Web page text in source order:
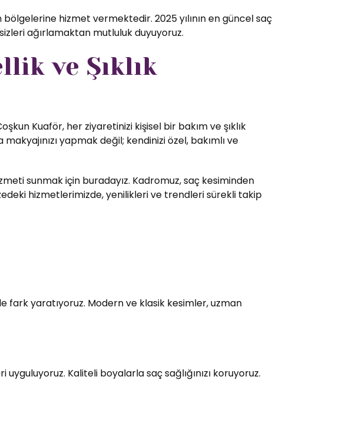
hizmet vermektedir. 2025 yılının en güncel saç
ağırlamaktan mutluluk duyuyoruz.
ve Şıklık
Kuaför, her ziyaretinizi kişisel bir bakım ve şıklık
yapmak değil; kendinizi özel, bakımlı ve
sunmak için buradayız. Kadromuz, saç kesiminden
hizmetlerimizde, yenilikleri ve trendleri sürekli takip
fark yaratıyoruz. Modern ve klasik kesimler, uzman
Kaliteli boyalarla saç sağlığınızı koruyoruz.